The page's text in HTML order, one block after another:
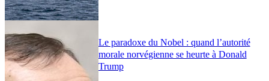
Le paradoxe du Nobel : quand l’autorité
morale norvégienne se heurte à Donald
Trump